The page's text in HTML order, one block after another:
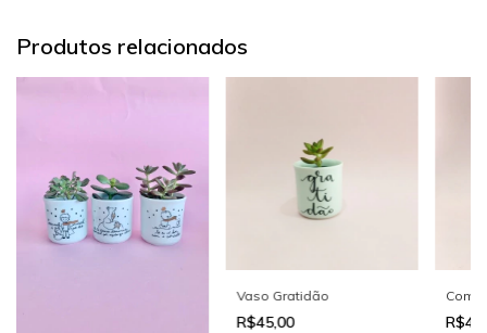
Produtos relacionados
Vaso Gratidão
R$45,00
Com